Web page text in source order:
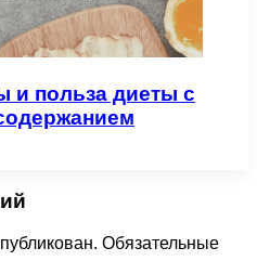
и польза диеты с
Обязательные